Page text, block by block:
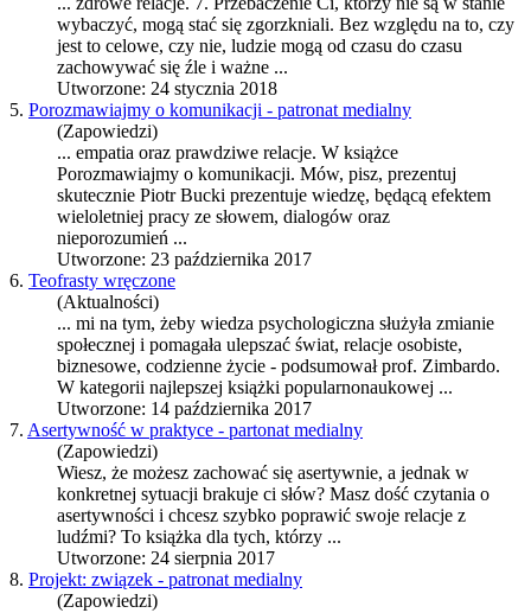
wybaczyć, mogą stać się zgorzkniali. Bez względu na to, czy
jest to celowe, czy nie, ludzie mogą od czasu do czasu
zachowywać się źle i ważne ...
Utworzone: 24 stycznia 2018
5. Porozmawiajmy o komunikacji - patronat medialny
(Zapowiedzi)
... empatia oraz prawdziwe relacje. W książce
Porozmawiajmy o komunikacji. Mów, pisz, prezentuj
skutecznie Piotr Bucki prezentuje wiedzę, będącą efektem
wieloletniej pracy ze słowem, dialogów oraz
nieporozumień ...
Utworzone: 23 października 2017
6. Teofrasty wręczone
(Aktualności)
... mi na tym, żeby wiedza psychologiczna służyła zmianie
społecznej i pomagała ulepszać świat, relacje osobiste,
biznesowe, codzienne życie - podsumował prof. Zimbardo.
W kategorii najlepszej książki popularnonaukowej ...
Utworzone: 14 października 2017
7. Asertywność w praktyce - partonat medialny
(Zapowiedzi)
Wiesz, że możesz zachować się asertywnie, a jednak w
konkretnej sytuacji brakuje ci słów? Masz dość czytania o
asertywności i chcesz szybko poprawić swoje relacje z
ludźmi? To książka dla tych, którzy ...
Utworzone: 24 sierpnia 2017
8. Projekt: związek - patronat medialny
(Zapowiedzi)